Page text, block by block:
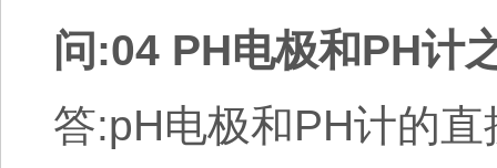
问:04 PH电极和PH计
答:pH电极和PH计的